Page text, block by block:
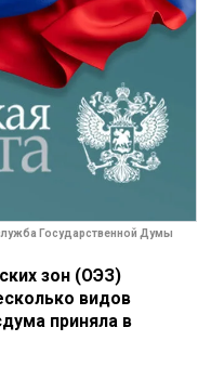
Государственной Думы
зон (ОЭЗ)
видов
приняла в